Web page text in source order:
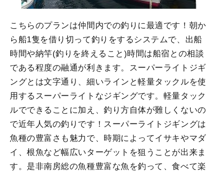
こちらのプランは仲間内での釣りに最適です！朝か
ら船1隻を借り切って釣りをするシステムで、出船
時間や納竿(釣りを終えること)時間は船宿との相談
である程度の融通が利きます。スーパーライトジギ
ングとは文字通り、細いラインと軽量タックルを使
用するスーパーライトなジギングです。軽量タック
ルでできることに加え、釣り方自体が難しくないの
で近年人気の釣りです！スーパーライトジギングは
魚種の豊富さも魅力で、時期によってイサキやマダ
イ、根魚など幅広いターゲットを狙うことが出来ま
す。是非南房総の魚種豊富な魚を釣って、食べて楽